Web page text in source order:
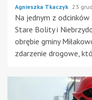
Agnieszka Tkaczyk 23
Na jednym z
Stare Bolity i
obrębie gminy
zdarzenie drogowe,